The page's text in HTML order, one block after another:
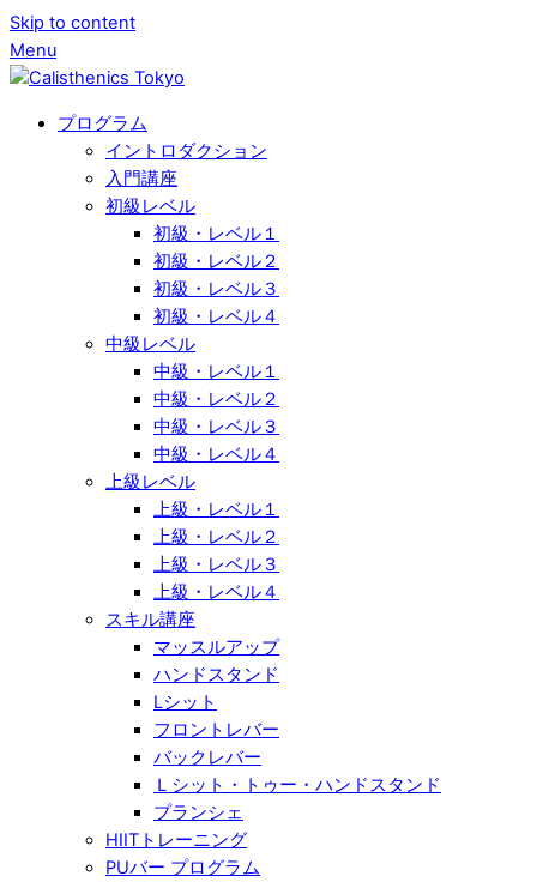
Skip to content
Menu
プログラム
イントロダクション
入門講座
初級レベル
初級・レベル１
初級・レベル２
初級・レベル３
初級・レベル４
中級レベル
中級・レベル１
中級・レベル２
中級・レベル３
中級・レベル４
上級レベル
上級・レベル１
上級・レベル２
上級・レベル３
上級・レベル４
スキル講座
マッスルアップ
ハンドスタンド
Lシット
フロントレバー
バックレバー
Ｌシット・トゥー・ハンドスタンド
プランシェ
HIITトレーニング
PUバー プログラム